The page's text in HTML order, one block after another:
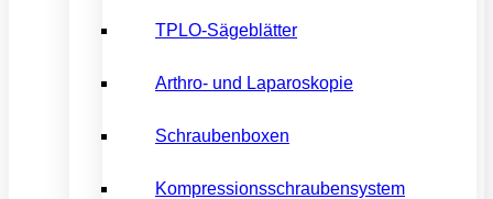
TPLO-Sägeblätter
Arthro- und Laparoskopie
Schraubenboxen
Kompressionsschraubensystem